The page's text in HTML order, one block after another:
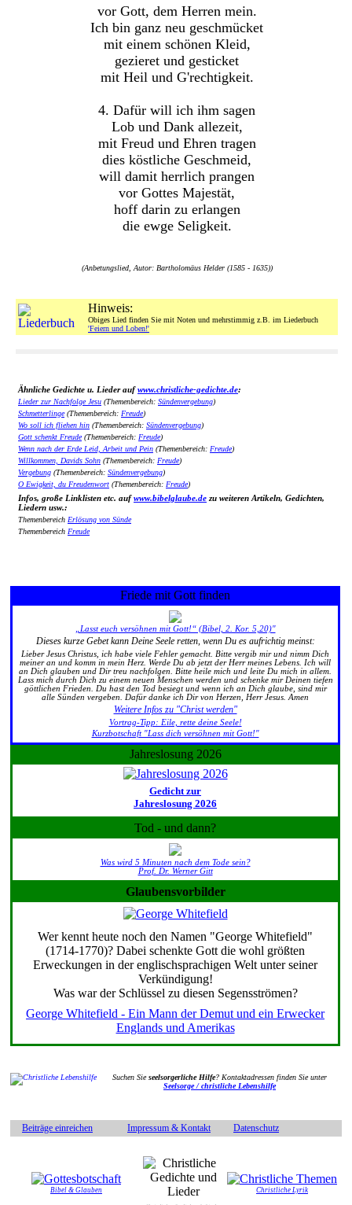
vor Gott, dem Herren mein.
Ich bin ganz neu geschmücket
mit einem schönen Kleid,
gezieret und gesticket
mit Heil und G'rechtigkeit.
4. Dafür will ich ihm sagen
Lob und Dank allezeit,
mit Freud und Ehren tragen
dies köstliche Geschmeid,
will damit herrlich prangen
vor Gottes Majestät,
hoff darin zu erlangen
die ewge Seligkeit.
(Anbetungslied, Autor: Bartholomäus Helder (1585 - 1635))
Hinweis:
Obiges Lied finden Sie mit Noten und mehrstimmig z.B. im Liederbuch
'Feiern und Loben!'
Ähnliche Gedichte u. Lieder aufwww.christliche-gedichte.de:
Lieder zur Nachfolge Jesu (Themenbereich: Sündenvergebung)
Schmetterlinge(Themenbereich: Freude)
Wo soll ich fliehen hin (Themenbereich: Sündenvergebung)
Gott schenkt Freude(Themenbereich: Freude)
Wenn nach der Erde Leid, Arbeit und Pein (Themenbereich: Freude)
Willkommen, Davids Sohn (Themenbereich: Freude)
Vergebung (Themenbereich: Sündenvergebung)
O Ewigkeit, du Freudenwort (Themenbereich: Freude)
Infos, große Linklisten etc. aufwww.bibelglaube.de zu weiteren Artikeln, Gedichten,
Liedern usw.:
Themenbereich Erlösung von Sünde
Themenbereich Freude
Friede mit Gott finden
„Lasst euch versöhnen mit Gott!“ (Bibel, 2. Kor. 5,20)"
Dieses kurze Gebet kann Deine Seele retten, wenn Du es aufrichtig meinst:
Lieber Jesus Christus, ich habe viele Fehler gemacht. Bitte vergib mir und nimm Dich
meiner an und komm in mein Herz. Werde Du ab jetzt der Herr meines Lebens. Ich will
an Dich glauben und Dir treu nachfolgen. Bitte heile mich und leite Du mich in allem.
Lass mich durch Dich zu einem neuen Menschen werden und schenke mir Deinen tiefen
göttlichen Frieden. Du hast den Tod besiegt und wenn ich an Dich glaube, sind mir
alle Sünden vergeben. Dafür danke ich Dir von Herzen, Herr Jesus. Amen
Weitere Infos zu "Christ werden"
Vortrag-Tipp: Eile, rette deine Seele!
Kurzbotschaft "Lass dich versöhnen mit Gott!"
Jahreslosung 2026
Gedicht zur
Jahreslosung 2026
Tod - und dann?
Was wird 5 Minuten nach dem Tode sein?
Prof. Dr. Werner Gitt
Glaubensvorbilder
Wer kennt heute noch den Namen "George Whitefield"
(1714-1770)? Dabei schenkte Gott die wohl größten
Erweckungen in der englischsprachigen Welt unter seiner
Verkündigung!
Was war der Schlüssel zu diesen Segensströmen?
George Whitefield - Ein Mann der Demut und ein Erwecker
Englands und Amerikas
Suchen Sieseelsorgerliche Hilfe? Kontaktadressen finden Sie unter
Seelsorge / christliche Lebenshilfe
Beiträge einreichen Impressum & Kontakt Datenschutz
Bibel & Glauben Christliche Lyrik